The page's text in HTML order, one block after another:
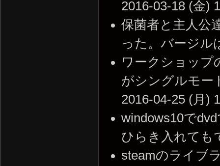
2016-03-18 (金)
保菌者と主人公
った。バージル
ワークショップ
がシングルモー
2016-04-25 (月)
windows10で
ひらき入れても
steamのライブ